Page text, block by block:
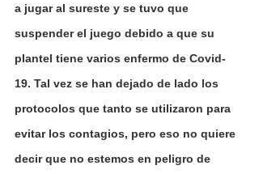
a jugar al sureste y se tuvo que
suspender el juego debido a que su
plantel tiene varios enfermo de Covid-
19. Tal vez se han dejado de lado los
protocolos que tanto se utilizaron para
evitar los contagios, pero eso no quiere
decir que no estemos en peligro de